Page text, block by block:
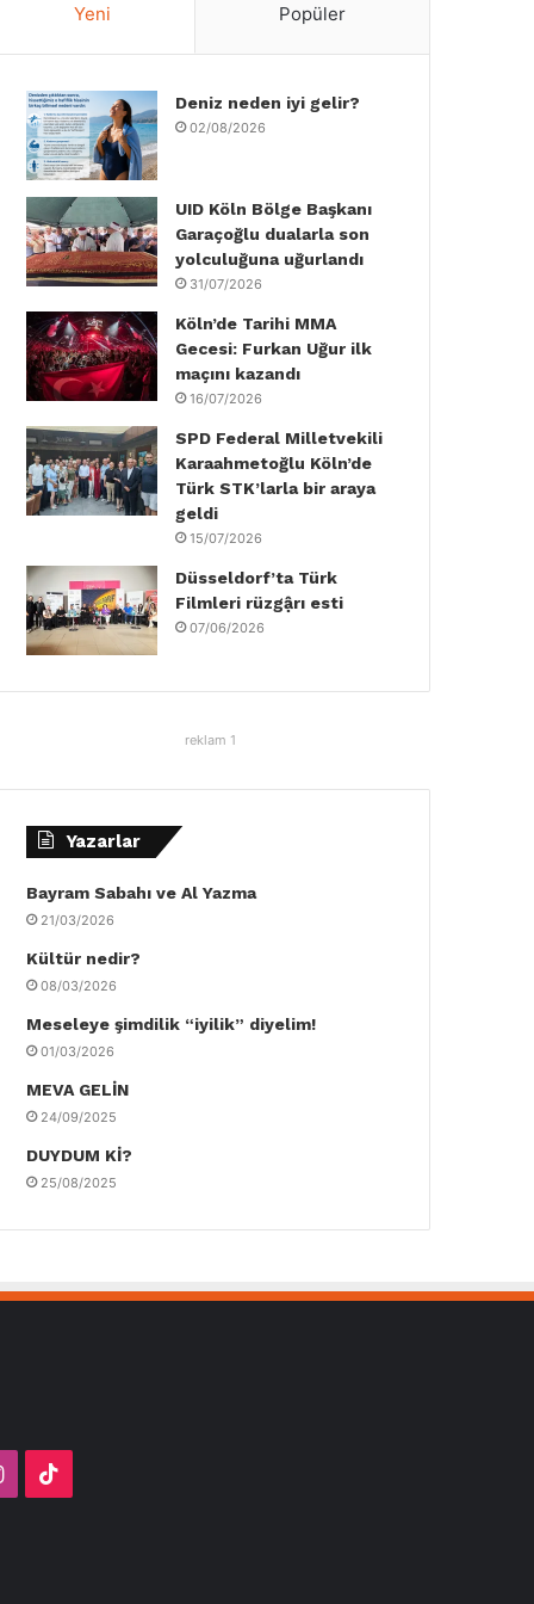
e
b
o
o
t
e
r
e
d
n
u
b
t
a
g
a
m
o
k
Yeni Popüler
Deniz neden iyi gelir?
02/08/2026
UID Köln Bölge Başkanı
Garaçoğlu dualarla son
yolculuğuna uğurlandı
31/07/2026
Köln’de Tarihi MMA
Gecesi: Furkan Uğur ilk
maçını kazandı
16/07/2026
SPD Federal Milletvekili
Karaahmetoğlu Köln’de
Türk STK’larla bir araya
geldi
15/07/2026
Düsseldorf’ta Türk
Filmleri rüzgậrı esti
07/06/2026
reklam 1
Yazarlar
Bayram Sabahı ve Al Yazma
21/03/2026
Kültür nedir?
08/03/2026
Meseleye şimdilik “iyilik” diyelim!
01/03/2026
MEVA GELİN
24/09/2025
DUYDUM Kİ?
25/08/2025
Instagram